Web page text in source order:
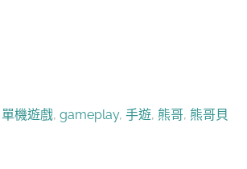
單機遊戲, gameplay, 手遊, 熊哥, 熊哥貝